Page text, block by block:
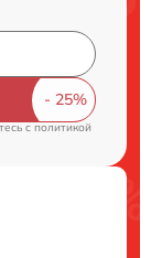
cполитикой